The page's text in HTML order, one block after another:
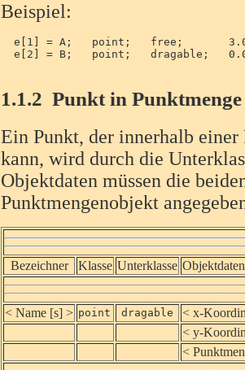
Beispiel:
e[1] = A;   point;   free;
e[2] = B;   point;   dragable;
1.1.2Punkt in Punktmenge
Ein Punkt, der innerhalb einer
kann, wird durch die
Objektdaten müssen die
Punktmengenobjekt
Bezeichner Klasse Unterklasse Objektdaten
< Name [s] > point dragable
< x-
< y-
<